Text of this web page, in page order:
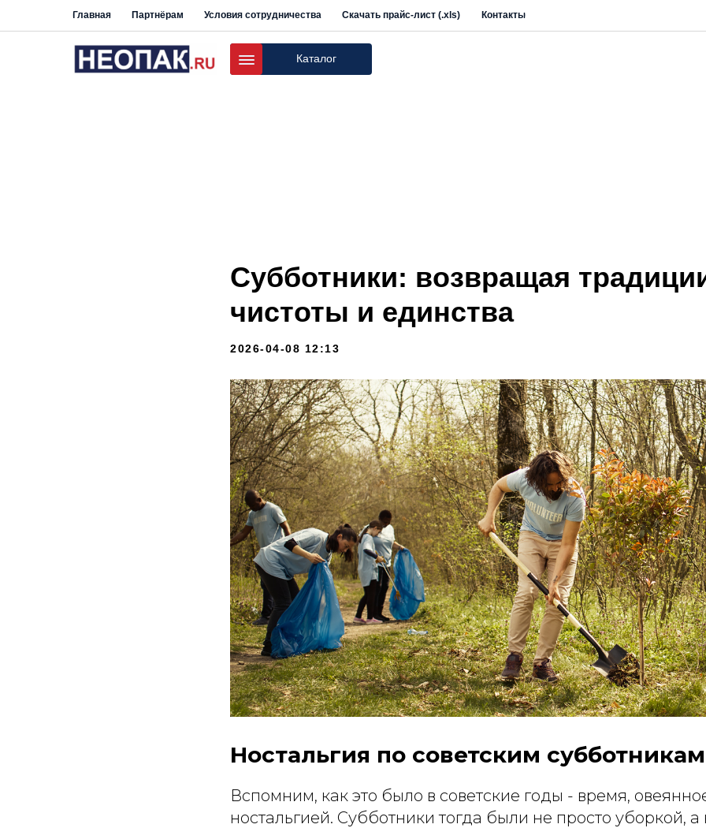
Главная Партнёрам Условия сотрудничества Скачать прайс-лист (.xls) Контакты
Каталог
Субботники: возвращая
чистоты и единства
2026-04-08 12:13
Ностальгия по советским субботникам
Вспомним, как это было в советские годы - время,
ностальгией. Субботники тогда были не просто уборкой,